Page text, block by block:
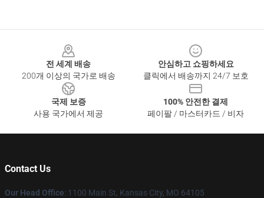
전 세계 배송
200개 이상의 국가로 배송
안심하고 쇼핑하세요
클릭에서 배송까지 24/7 보호
국제 보증
사용 국가에서 제공
100% 안전한 결제
페이팔 / 마스터카드 / 비자
Contact Us
Our Head Office: 1100 Main St, Kansas City, MO 64105